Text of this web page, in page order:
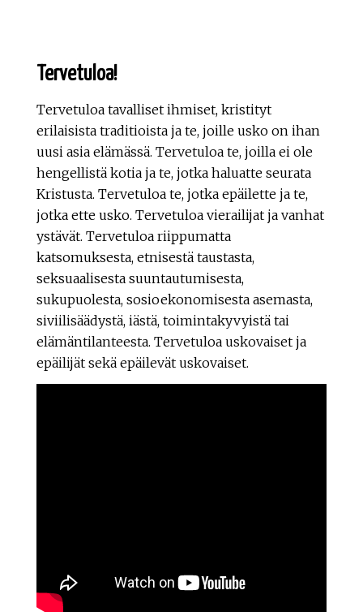
Tervetuloa!
Tervetuloa tavalliset ihmiset, kristityt
erilaisista traditioista ja te, joille usko on ihan
uusi asia elämässä. Tervetuloa te, joilla ei ole
hengellistä kotia ja te, jotka haluatte seurata
Kristusta. Tervetuloa te, jotka epäilette ja te,
jotka ette usko. Tervetuloa vierailijat ja vanhat
ystävät. Tervetuloa riippumatta
katsomuksesta, etnisestä taustasta,
seksuaalisesta suuntautumisesta,
sukupuolesta, sosioekonomisesta asemasta,
siviilisäädystä, iästä, toimintakyvyistä tai
elämäntilanteesta. Tervetuloa uskovaiset ja
epäilijät sekä epäilevät uskovaiset.